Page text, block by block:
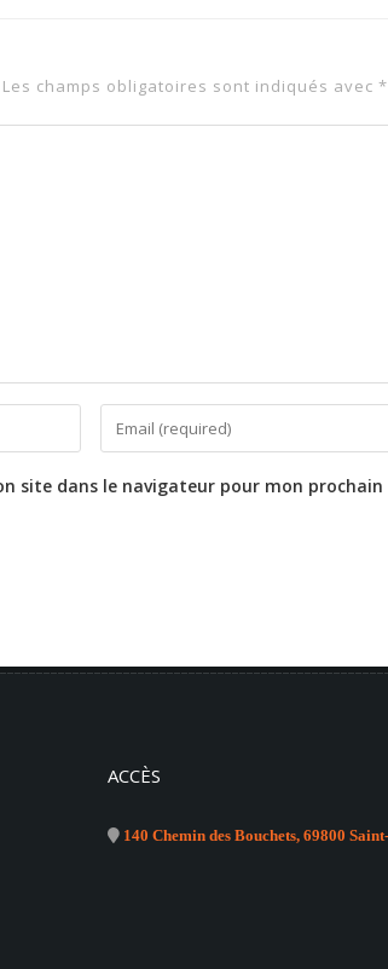
Les champs obligatoires sont indiqués avec *
site dans le navigateur pour mon
ACCÈS
140 Chemin des Bouchets, 69800